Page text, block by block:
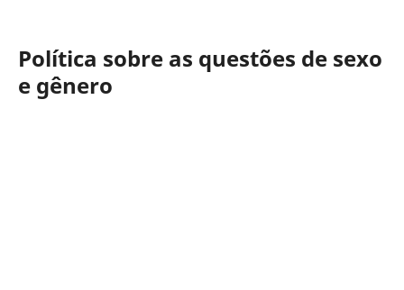
Política sobre as questões de sexo
e gênero